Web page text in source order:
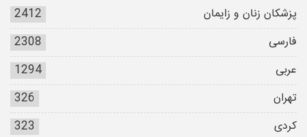
پزشکان زنان و زایمان
2412
فارسی
2308
عربی
1294
تهران
326
کردی
323